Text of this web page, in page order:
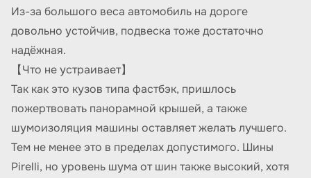
Из-за большого веса автомобиль на дороге
довольно устойчив, подвеска тоже достаточно
надёжная.
【Что не устраивает】
Так как это кузов типа фастбэк, пришлось
пожертвовать панорамной крышей, а также
шумоизоляция машины оставляет желать лучшего.
Тем не менее это в пределах допустимого. Шины
Pirelli, но уровень шума от шин также высокий, хотя